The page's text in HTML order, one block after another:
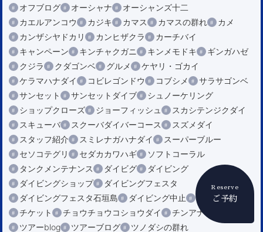
Reserve
ご予約
オフブログ
オーシャナ
オーシャンズ十二
カエルアンコウ
カジキ カマス カマスの群れ
カメ
カンザシヤドカリ
カンヒザクラ
カーチバイ
キャンペーン
キンチャクガニ キンメモドキ
ギンガハゼ
クジラ
クダゴンベ グルメ
ケヤリ・ゴカイ
ケラマハナダイ
コビレゴンドウ コブシメ
サラサゴンベ
サンセット
サンセットダイブ
シュノーケリング
ショップクローズ
ジョーフィッシュ
スカシテンジクダイ
スキューバ
スクーバダイバーコース
スズメダイ
スタッフ紹介
スミレナガハナダイ
スーパーブルー
セソコテグリ
セダカカワハギ
ソフトコーラル
タンクメンテナンス
ダイビグ
ダイビング
ダイビングショップ
ダイビングフェスタ
ダイビングフェスタ石垣島
ダイビング中止
ダルマハゼ
チケット
チョウチョウコショウダイ
チンアナゴ
ツアーblog
ツアーブログ ツノダシの群れ